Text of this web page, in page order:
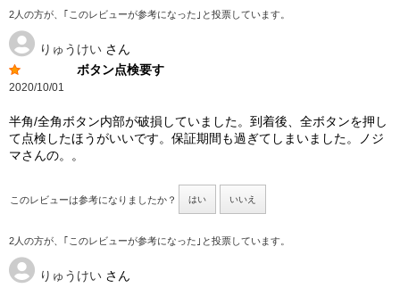
2人の方が、｢このレビューが参考になった｣と投票しています。
りゅうけい さん
ボタン点検要す
2020/10/01
半角/全角ボタン内部が破損していました。到着後、全ボタンを押し
て点検したほうがいいです。保証期間も過ぎてしまいました。ノジ
マさんの。。
このレビューは参考になりましたか？ はい いいえ
2人の方が、｢このレビューが参考になった｣と投票しています。
りゅうけい さん